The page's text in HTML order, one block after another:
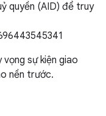
quyền (AID) để truy
sự kiện giao
nền trước.